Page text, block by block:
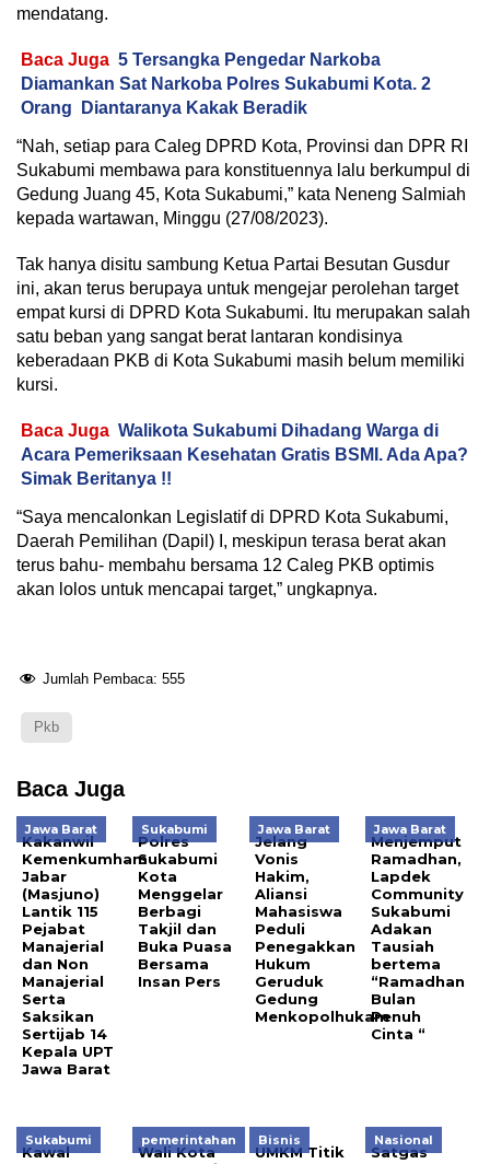
mendatang.
Baca Juga 5 Tersangka Pengedar Narkoba
Diamankan Sat Narkoba Polres Sukabumi Kota. 2
Orang Diantaranya Kakak Beradik
“Nah, setiap para Caleg DPRD Kota, Provinsi dan DPR RI
Sukabumi membawa para konstituennya lalu berkumpul di
Gedung Juang 45, Kota Sukabumi,” kata Neneng Salmiah
kepada wartawan, Minggu (27/08/2023).
Tak hanya disitu sambung Ketua Partai Besutan Gusdur
ini, akan terus berupaya untuk mengejar perolehan target
empat kursi di DPRD Kota Sukabumi. Itu merupakan salah
satu beban yang sangat berat lantaran kondisinya
keberadaan PKB di Kota Sukabumi masih belum memiliki
kursi.
Baca Juga Walikota Sukabumi Dihadang Warga di
Acara Pemeriksaan Kesehatan Gratis BSMI. Ada Apa?
Simak Beritanya !!
“Saya mencalonkan Legislatif di DPRD Kota Sukabumi,
Daerah Pemilihan (Dapil) I, meskipun terasa berat akan
terus bahu- membahu bersama 12 Caleg PKB optimis
akan lolos untuk mencapai target,” ungkapnya.
Jumlah Pembaca: 555
Pkb
Baca Juga
Jawa Barat
Kakanwil
Kemenkumham
Jabar
(Masjuno)
Lantik 115
Pejabat
Manajerial
dan Non
Manajerial
Serta
Saksikan
Sertijab 14
Kepala UPT
Jawa Barat
Sukabumi
Polres
Sukabumi
Kota
Menggelar
Berbagi
Takjil dan
Buka Puasa
Bersama
Insan Pers
Jawa Barat
Jelang
Vonis
Hakim,
Aliansi
Mahasiswa
Peduli
Penegakkan
Hukum
Geruduk
Gedung
Menkopolhukam
Jawa Barat
Menjemput
Ramadhan,
Lapdek
Community
Sukabumi
Adakan
Tausiah
bertema
“Ramadhan
Bulan
Penuh
Cinta “
Sukabumi
Kawal
pemerintahan
Wali Kota
Bisnis
UMKM Titik
Nasional
Satgas